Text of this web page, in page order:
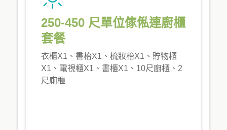
250-450 尺單位傢俬連廚櫃
套餐
衣櫃X1、書枱X1、梳妝枱X1、貯物櫃
X1、電視櫃X1、書櫃X1、10尺廚櫃、2
尺廁櫃